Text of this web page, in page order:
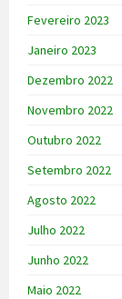
Fevereiro 2023
Janeiro 2023
Dezembro 2022
Novembro 2022
Outubro 2022
Setembro 2022
Agosto 2022
Julho 2022
Junho 2022
Maio 2022